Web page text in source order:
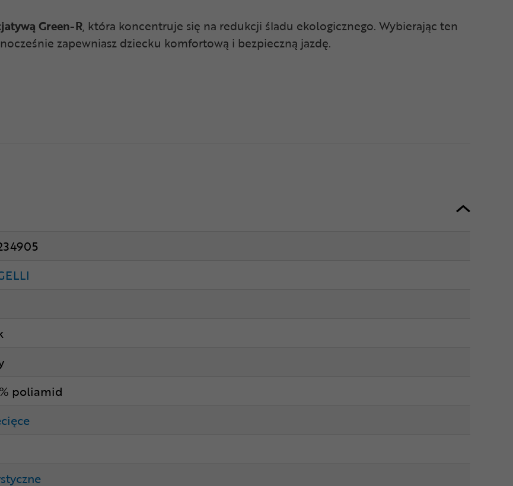
Green-R, która koncentruje się na redukcji śladu ekologicznego. Wybierając ten
zapewniasz dziecku komfortową i bezpieczną jazdę.
poliamid